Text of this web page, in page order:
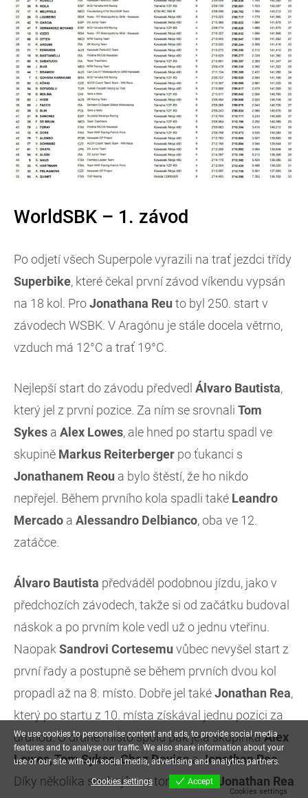
WorldSBK – 1. závod
Po odjetí všech Superpole vyrazili na trať jezdci třídy
Superbike, které čekal první závod víkendu vypsán
na 18 kol. ProJonathana Reu to byl 250. start v
závodech WSBK. V Aragónu je stále docela větrno,
vzduch má 12°C a trať 19°C.
Nejlepší start do závodu předvedl Álvaro Bautista,
který jel z první pozice. Za ním se srovnali Tom
Sykes a Alex Lowes, ale hned po startu spadl ve
skupině Markus Reiterberger po ťukanci s
Jonathanem Reou a bylo štěstí, že ho nikdo
nepřejel. Během prvního kola spadli také Leandro
Mercado a Alessandro Delbianco, oba ve 12.
zatáčce.
Álvaro Bautista předváděl podobnou jízdu, jako v
předchozích závodech, takže si od začátku budoval
náskok a po prvním kole vedl už o jednu vteřinu.
NaopakSandrovi Cortesemu vůbec nevyšel start z
první řady a postupně se během prvních dvou kol
propadl až na 8. místo. Dobře jel takéJonathan Rea,
který po startu z 10. místa získával jednu pozici za
druhou. O druhé místo spolu pak jela skupinkaAlex
Lowes, Tom Sykes, Chaz DaviesaJonathan Rea.
Díky několika soubojům a tomu, že se Jonathan Rea
We use cookies to personalise content and ads, to provide social media
features and to analyse our traffic. We also share information about your
use of our site with our social media, advertising and analytics partners.
Cookies settings Accept
Cookies settings